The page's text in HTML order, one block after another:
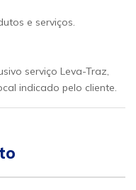
e serviços.
serviço Leva-Traz,
indicado pelo cliente.